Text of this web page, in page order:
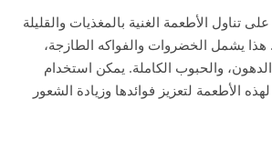
تناول الأطعمة الغنية بالمغذيات والقليلة
يشمل الخضروات والفواكه الطازجة،
الدهون، والحبوب الكاملة. يمكن استخدام
الأطعمة لتعزيز فوائدها وزيادة الشعور